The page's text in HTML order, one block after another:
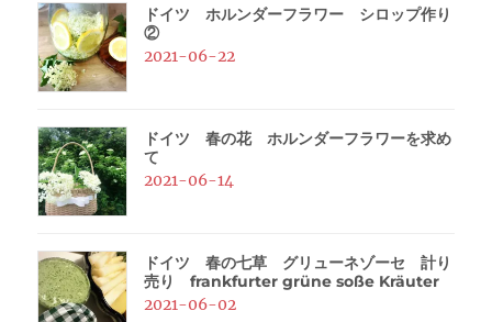
ドイツ ホルンダーフラワー シロップ作り
②
2021-06-22
ドイツ 春の花 ホルンダーフラワーを求め
て
2021-06-14
ドイツ 春の七草 グリューネゾーセ 計り
売り frankfurter grüne soße Kräuter
2021-06-02